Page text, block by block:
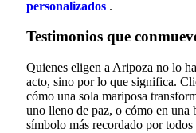
personalizados .
Testimonios que
Quienes eligen a Aripoza no lo
acto, sino por lo que significa.
cómo una sola mariposa
uno lleno de paz, o cómo en una
símbolo más recordado por